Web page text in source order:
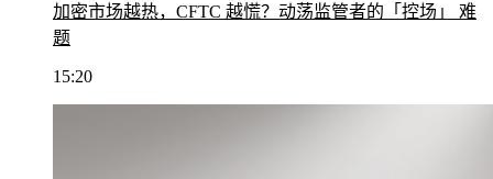
加密市场越热，CFTC 越慌？动荡监管者的「控场」 难
题
15:20